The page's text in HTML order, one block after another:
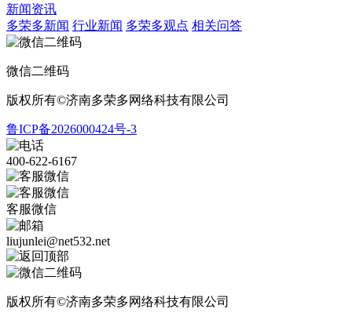
新闻资讯
多荣多新闻 行业新闻 多荣多观点 相关问答
微信二维码
版权所有©济南多荣多网络科技有限公司
鲁ICP备2026000424号-3
400-622-6167
客服微信
liujunlei@net532.net
版权所有©济南多荣多网络科技有限公司